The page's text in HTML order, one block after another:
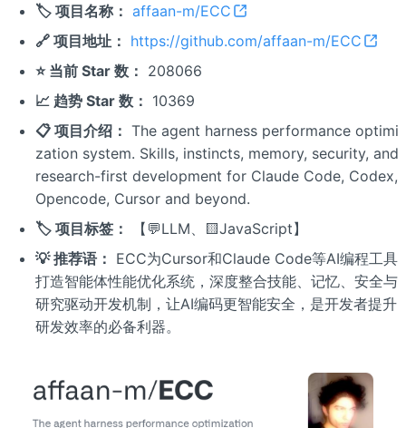
🏷️ 项目名称： affaan-m/ECC
🔗 项目地址： https://github.com/affaan-m/ECC
⭐ 当前 Star 数： 208066
📈 趋势 Star 数： 10369
📋 项目介绍： The agent harness performance optimi
zation system. Skills, instincts, memory, security, and
research-first development for Claude Code, Codex,
Opencode, Cursor and beyond.
🏷️ 项目标签：
【💬LLM、🟨JavaScript】
💡 推荐语： ECC为Cursor和Claude Code等AI编程工具
打造智能体性能优化系统，深度整合技能、记忆、安全与
研究驱动开发机制，让AI编码更智能安全，是开发者提升
研发效率的必备利器。